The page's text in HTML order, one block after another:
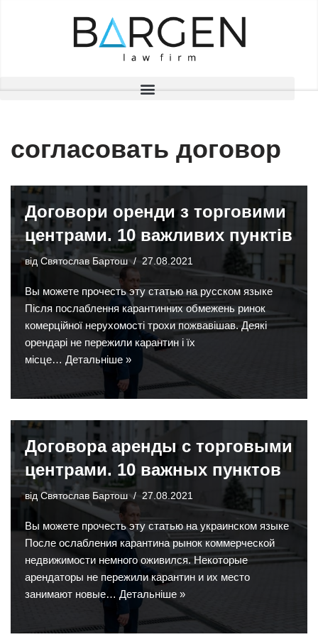
согласовать договор
Договори оренди з торговими
центрами. 10 важливих пунктів
від Святослав Бартош 27.08.2021
Вы можете прочесть эту статью на русском языке
Після послаблення карантинних обмежень ринок
комерційної нерухомості трохи пожвавішав. Деякі
орендарі не пережили карантин і їх
місце… Детальніше »
Договора аренды с торговыми
центрами. 10 важных пунктов
від Святослав Бартош 27.08.2021
Вы можете прочесть эту статью на украинском языке
После ослабления карантина рынок коммерческой
недвижимости немного оживился. Некоторые
арендаторы не пережили карантин и их место
занимают новые… Детальніше »